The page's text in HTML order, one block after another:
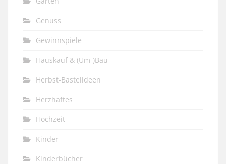
Genuss
Gewinnspiele
Hauskauf & (Um-)Bau
Herbst-Bastelideen
Herzhaftes
Hochzeit
Kinder
Kinderbücher